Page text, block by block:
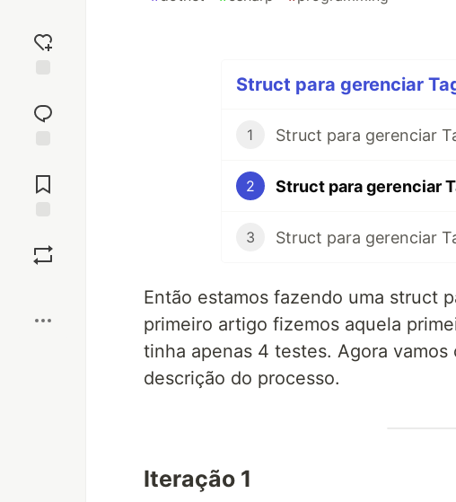
reaction
Comments
Struct para gerenciar
1 Struct para gerenciar
2 Struct para gerenciar
3 Struct para gerenciar
Então estamos fazendo uma struct
primeiro artigo fizemos aquela
tinha apenas 4 testes. Agora
descrição do processo.
Iteração 1